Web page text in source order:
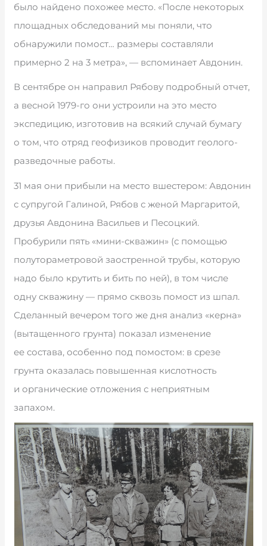
было найдено похожее место. «После некоторых
площадных обследований мы поняли, что
обнаружили помост… размеры составляли
примерно 2 на 3 метра», — вспоминает Авдонин.
В сентябре он направил Рябову подробный отчет,
а весной 1979-го они устроили на это место
экспедицию, изготовив на всякий случай бумагу
о том, что отряд геофизиков проводит геолого-
разведочные работы.
31 мая они прибыли на место вшестером: Авдонин
с супругой Галиной, Рябов с женой Маргаритой,
друзья Авдонина Васильев и Песоцкий.
Пробурили пять «мини-скважин» (с помощью
полутораметровой заостренной трубы, которую
надо было крутить и бить по ней), в том числе
одну скважину — прямо сквозь помост из шпал.
Сделанный вечером того же дня анализ «керна»
(вытащенного грунта) показал изменение
ее состава, особенно под помостом: в срезе
грунта оказалась повышенная кислотность
и органические отложения с неприятным
запахом.